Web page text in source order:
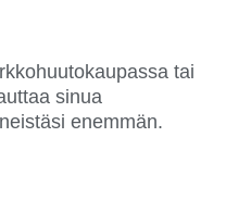
tai
sinua
enemmän.